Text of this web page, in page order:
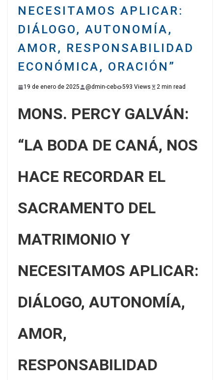
NECESITAMOS APLICAR:
DIÁLOGO, AUTONOMÍA,
AMOR, RESPONSABILIDAD
ECONÓMICA, ORACIÓN”
19 de enero de 2025 @dmin-ceb 593 Views 2 min read
MONS. PERCY GALVÁN:
“LA BODA DE CANÁ, NOS
HACE RECORDAR EL
SACRAMENTO DEL
MATRIMONIO Y
NECESITAMOS APLICAR:
DIÁLOGO, AUTONOMÍA,
AMOR,
RESPONSABILIDAD